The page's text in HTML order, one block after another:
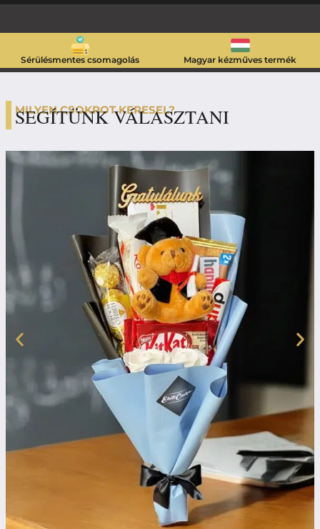
Sérülésmentes csomagolás Magyar kézműves termék
MILYEN CSOKROT KERESEL?
SEGÍTÜNK VÁLASZTANI